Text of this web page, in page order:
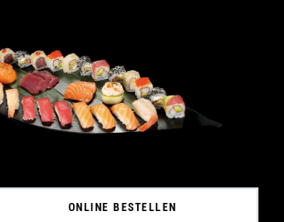
ONLINE BESTELLEN